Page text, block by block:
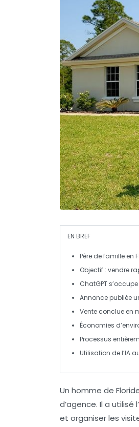
EN BREF
Père de famille en
Objectif : vendre
ChatGPT
Annonce publiée
Vente conclue en
Économies
Processus
Utilisation de l’IA
Un homme de
d’agence. Il a
et organiser les